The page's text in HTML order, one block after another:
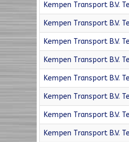
Kempen Transport B.V.
Kempen Transport B.V.
Kempen Transport B.V.
Kempen Transport B.V.
Kempen Transport B.V.
Kempen Transport B.V.
Kempen Transport B.V.
Kempen Transport B.V.